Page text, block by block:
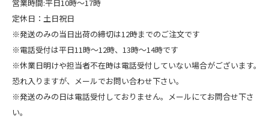
営業時間:平日10時～17時
定休日：土日祝日
※発送のみの当日出荷の締切は12時までのご注文です
※電話受付は平日11時～12時、13時～14時です
※休業日明けや担当者不在時は電話受付していない場合がございます。
恐れ入りますが、メールでお問い合わせ下さい。
※発送のみの日は電話受付しておりません。メールにてお問合せ下さ
い。